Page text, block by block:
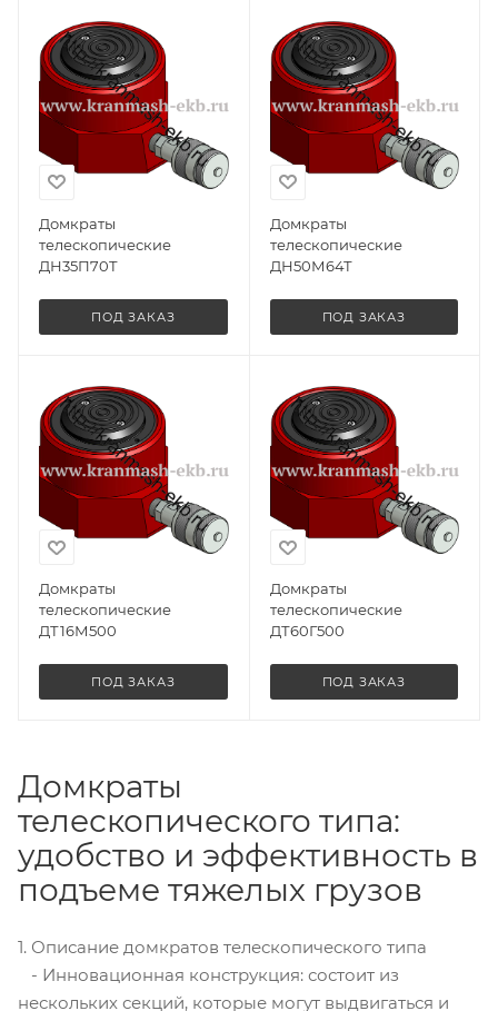
Домкраты
телескопические
ДН35П70Т
ПОД ЗАКАЗ
Домкраты
телескопические
ДН50М64Т
ПОД ЗАКАЗ
Домкраты
телескопические
ДТ16М500
ПОД ЗАКАЗ
Домкраты
телескопические
ДТ60Г500
ПОД ЗАКАЗ
Домкраты
телескопического типа:
удобство и эффективность в
подъеме тяжелых грузов
1. Описание домкратов телескопического типа
- Инновационная конструкция: состоит из
нескольких секций, которые могут выдвигаться и